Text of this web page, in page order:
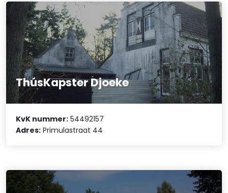
ThúsKapster Djoeke
KvK nummer: 54492157
Adres: Primulastraat 44